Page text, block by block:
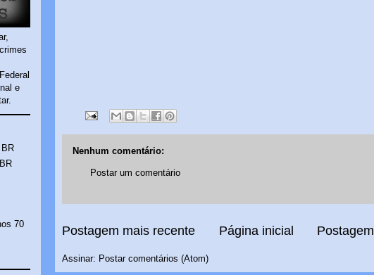
Nenhum comentário:
Postar um comentário
Postagem mais recente Página inicial
Assinar: Postar comentários (Atom)
e
70